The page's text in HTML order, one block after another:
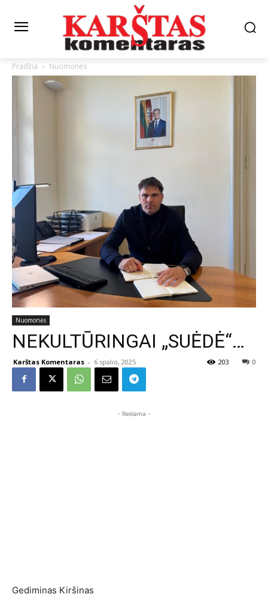
Pradžia Nuomonės
Nuomonės
NEKULTŪRINGAI „SUĖDĖ“…
Karštas Komentaras - 6 spalio, 2025 0
203
- Reklama -
Gediminas Kiršinas